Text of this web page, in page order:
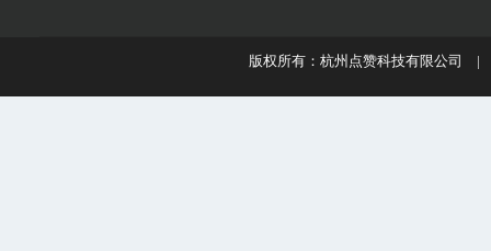
版权所有：杭州点赞科技有限公司